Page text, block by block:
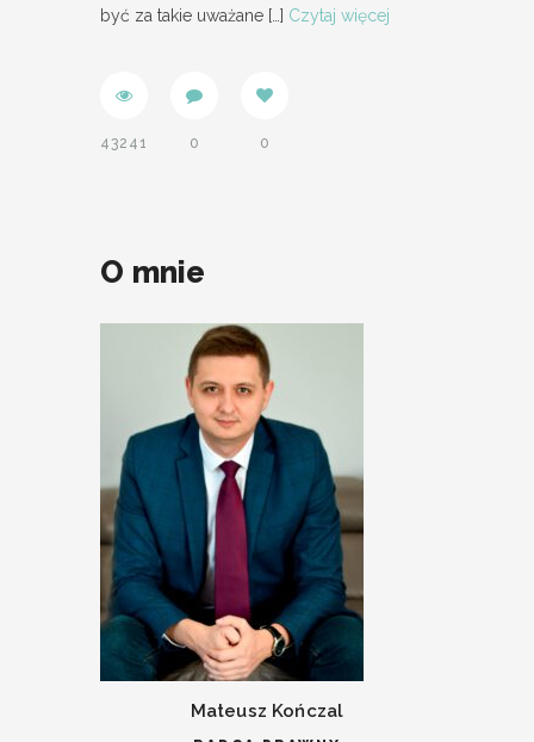
być za takie uważane […] Czytaj więcej
43241 0 0
O mnie
Mateusz Kończal